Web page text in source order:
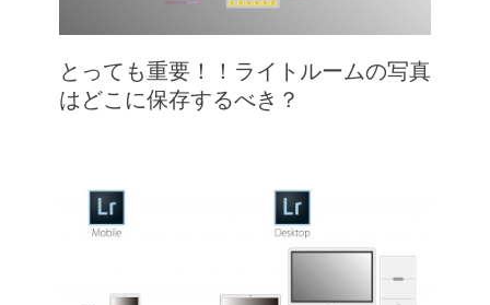
とっても重要！！ライトルームの写真
はどこに保存するべき？